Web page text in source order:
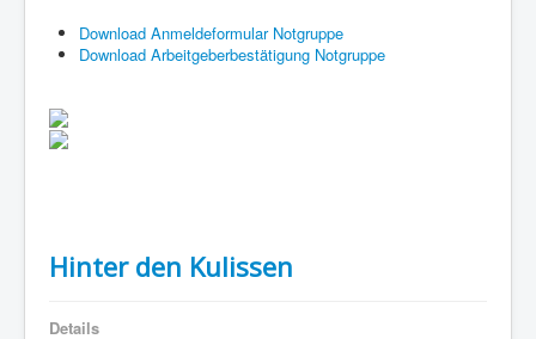
Download Anmeldeformular Notgruppe
Download Arbeitgeberbestätigung Notgruppe
Hinter den Kulissen
Details